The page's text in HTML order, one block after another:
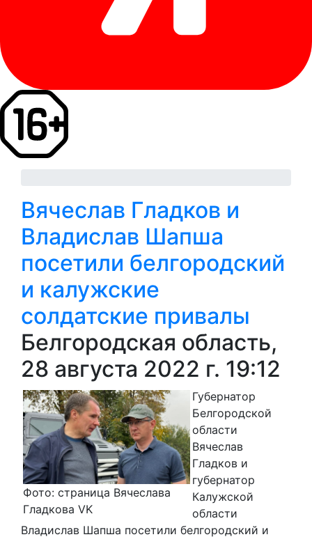
Вячеслав Гладков и
Владислав Шапша
посетили белгородский
и калужские
солдатские привалы
Белгородская область,
28 августа 2022 г. 19:12
Фото: страница Вячеслава
Гладкова VK
Губернатор
Белгородской
области
Вячеслав
Гладков и
губернатор
Калужской
области
Владислав Шапша посетили белгородский и